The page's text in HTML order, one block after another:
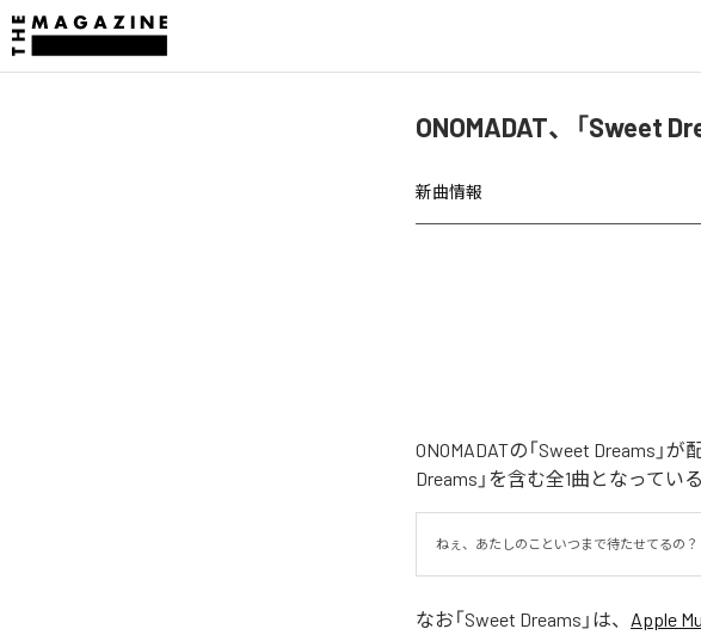
ONOMADAT、「Sweet
新曲情報
ONOMADATの「Sweet Dreams」
Dreams」を含む全1曲となっている
ねぇ、あたしのこといつまで待たせてるの？
なお「Sweet Dreams 」は、 Apple